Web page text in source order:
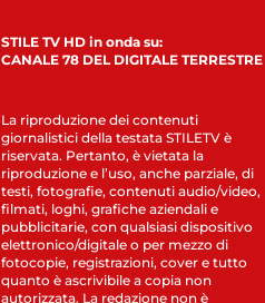
STILE TV HD in onda su:
CANALE 78 DEL DIGITALE TERRESTRE
La riproduzione dei contenuti
giornalistici della testata STILETV è
riservata. Pertanto, è vietata la
riproduzione e l’uso, anche parziale, di
testi, fotografie, contenuti audio/video,
filmati, loghi, grafiche aziendali e
pubblicitarie, con qualsiasi dispositivo
elettronico/digitale o per mezzo di
fotocopie, registrazioni, cover e tutto
quanto è ascrivibile a copia non
autorizzata. La redazione non è